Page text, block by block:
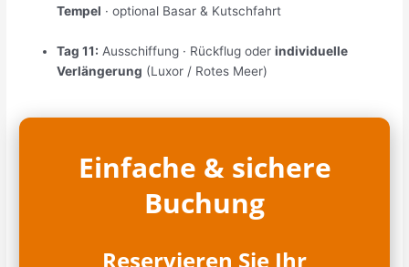
Tempel · optional Basar & Kutschfahrt
Tag 11: Ausschiffung · Rückflug oderindividuelle
Verlängerung (Luxor / Rotes Meer)
Einfache & sichere
Buchung
Reservieren Sie Ihr